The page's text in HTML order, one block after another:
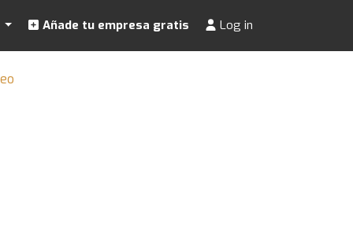
Añade tu empresa gratis Log in